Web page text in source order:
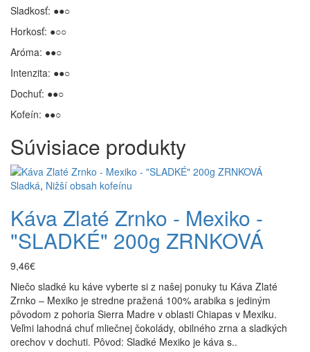
Sladkosť: ●●○
Horkosť: ●○○
Aróma: ●●○
Intenzita: ●●○
Dochuť: ●●○
Kofeín: ●●○
Súvisiace produkty
Sladká, Nižší obsah kofeínu
Káva Zlaté Zrnko - Mexiko -
"SLADKÉ" 200g ZRNKOVÁ
9,46€
Niečo sladké ku káve vyberte si z našej ponuky tu Káva Zlaté
Zrnko – Mexiko je stredne pražená 100% arabika s jediným
pôvodom z pohoria Sierra Madre v oblasti Chiapas v Mexiku.
Veľmi lahodná chuť mliečnej čokolády, obilného zrna a sladkých
orechov v dochuti. Pôvod: Sladké Mexiko je káva s..